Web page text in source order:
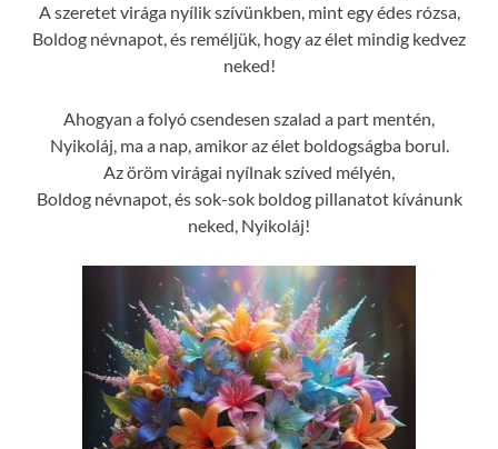
A szeretet virága nyílik szívünkben, mint egy édes rózsa,
Boldog névnapot, és reméljük, hogy az élet mindig kedvez
neked!
Ahogyan a folyó csendesen szalad a part mentén,
Nyikoláj, ma a nap, amikor az élet boldogságba borul.
Az öröm virágai nyílnak szíved mélyén,
Boldog névnapot, és sok-sok boldog pillanatot kívánunk
neked, Nyikoláj!